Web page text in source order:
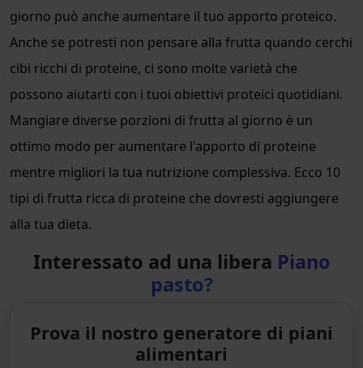
giorno può anche aumentare il tuo apporto proteico.
Anche se potresti non pensare alla frutta quando cerchi
cibi ricchi di proteine, ci sono molte varietà che
possono aiutarti con i tuoi obiettivi proteici quotidiani.
Mangiare diverse porzioni di frutta al giorno è un
ottimo modo per aumentare l'apporto di proteine
mentre migliori la tua nutrizione complessiva. Ecco 10
tipi di frutta ricca di proteine che dovresti aggiungere
alla tua dieta.
Interessato ad una libera Piano
pasto?
Prova il nostro generatore di piani
alimentari